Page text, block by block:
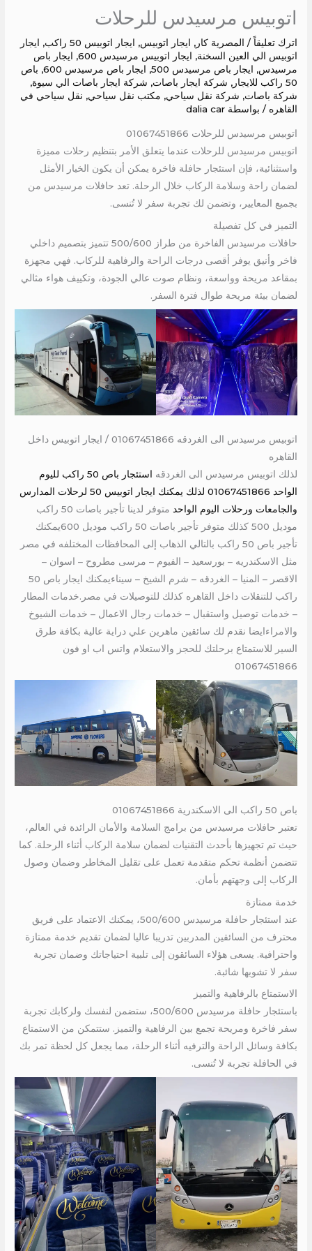
اتوبيس مرسيدس للرحلات
اترك تعليقاً / المصرية كار, ايجار اتوبيس, ايجار اتوبيس 50 راكب , ايجار
اتوبيس الي العين السخنة, ايجار اتوبيس مرسيدس 600 , ايجار باص
مرسيدس, ايجار باص مرسيدس 500 , ايجار باص مرسيدس 600 , باص
50 راكب للايجار
, شركة ايجار باصات, شركة ايجار باصات الي سيوة,
شركة باصات, شركة نقل سياحي, مكتب نقل سياحي, نقل سياحي في
القاهره / بواسطة dalia car
اتوبيس مرسيدس للرحلات 01067451866
اتوبيس مرسيدس للرحلات عندما يتعلق الأمر بتنظيم رحلات مميزة
واستثنائية، فإن استئجار حافلة فاخرة يمكن أن يكون الخيار الأمثل
لضمان راحة وسلامة الركاب خلال الرحلة. تعد حافلات مرسيدس من
بجميع المعايير، وتضمن لك تجربة سفر لا تُنسى.
التميز في كل تفصيلة
حافلات مرسيدس الفاخرة من طراز 500/600 تتميز بتصميم داخلي
فاخر وأنيق يوفر أقصى درجات الراحة والرفاهية للركاب. فهي مجهزة
بمقاعد مريحة وواسعة، ونظام صوت عالي الجودة، وتكييف هواء مثالي
لضمان بيئة مريحة طوال فترة السفر.
اتوبيس مرسيدس الى الغردقه 01067451866 / ايجار اتوبيس داخل
القاهره
لذلك اتوبيس مرسيدس الى الغردقه
استئجار باص 50 راكب لليوم
الواحد 01067451866 لذلك يمكنك ايجار اتوبيس 50 لرحلات المدارس
والجامعات ورحلات اليوم الواحد
متوفر لدينا تأجير باصات 50 راكب
موديل 500 كذلك متوفر تأجير باصات 50 راكب موديل 600يمكنك
تأجير باص 50 راكب بالتالي الذهاب إلى المحافظات المختلفه في مصر
مثل الاسكندريه – بورسعيد – الفيوم – مرسى مطروح – اسوان –
الاقصر – المنيا – الغردقه – شرم الشيخ – سيناءيمكنك ايجار باص 50
راكب للتنقلات داخل القاهره كذلك للتوصيلات في مصر.خدمات المطار
– خدمات توصيل واستقبال – خدمات رجال الاعمال – خدمات الشيوخ
والامراءايضا نقدم لك سائقين ماهرين علي دراية عالية بكافة طرق
السير للاستمتاع برحلتك للحجز والاستعلام واتس اب او فون
01067451866
باص 50 راكب الى الاسكندرية 01067451866
تعتبر حافلات مرسيدس من برامج السلامة والأمان الرائدة في العالم،
حيث تم تجهيزها بأحدث التقنيات لضمان سلامة الركاب أثناء الرحلة. كما
تتضمن أنظمة تحكم متقدمة تعمل على تقليل المخاطر وضمان وصول
الركاب إلى وجهتهم بأمان.
خدمة ممتازة
عند استئجار حافلة مرسيدس 500/600، يمكنك الاعتماد على فريق
محترف من السائقين المدربين تدريبا عاليا لضمان تقديم خدمة ممتازة
واحترافية. يسعى هؤلاء السائقون إلى تلبية احتياجاتك وضمان تجربة
سفر لا تشوبها شائبة.
الاستمتاع بالرفاهية والتميز
باستئجار حافلة مرسيدس 500/600، ستضمن لنفسك ولركابك تجربة
سفر فاخرة ومريحة تجمع بين الرفاهية والتميز. ستتمكن من الاستمتاع
بكافة وسائل الراحة والترفيه أثناء الرحلة، مما يجعل كل لحظة تمر بك
في الحافلة تجربة لا تُنسى.